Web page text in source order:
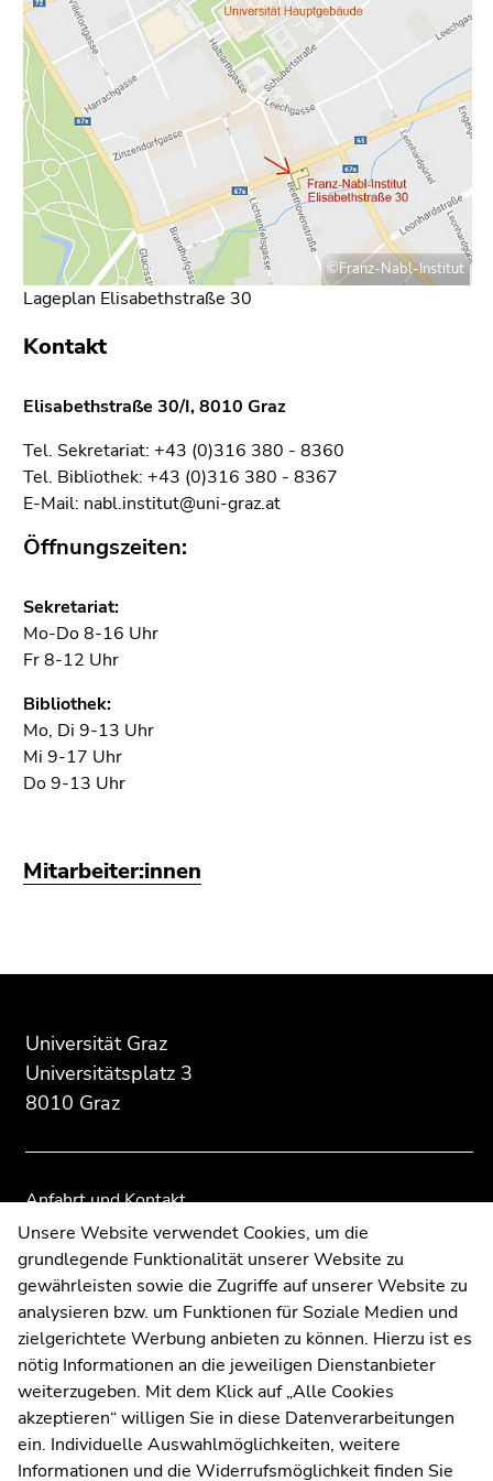
Sie diesen
Link.
Zum
Inhalt
(Zugriffstaste
1)
Zur
Positionsanzeige
(Zugriffstaste
2)
Hauptnavigation
3)
Unternavigation
(Zugriffstaste
4)
den
(Zugriffstaste
5)
Zu
Seiteneinstellungen
(Benutzer/Sprache)
(Zugriffstaste
8)
(Zugriffstaste
Kontakt
Elisabethstraße 30/I, 8010 Graz
Tel. Sekretariat: +43 (0)316 380 - 8360
Tel. Bibliothek: +43 (0)316 380 - 8367
E-Mail: nabl.institut@uni-graz.at
Öffnungszeiten:
Sekretariat:
Mo-Do 8-16 Uhr
Fr 8-12 Uhr
Bibliothek:
Mo, Di 9-13 Uhr
Mi 9-17 Uhr
Do 9-13 Uhr
Mitarbeiter:innen
©Franz-Nabl-Institut
Lageplan Elisabethstraße 30
Seitenbereichs:
Zusatzinformationen:
Universität Graz
Universitätsplatz 3
8010 Graz
Anfahrt und Kontakt
Kommunikation und Öffentlichkeitsarbeit
Moodle
UNIGRAZonline
Impressum
Datenschutzerklärung
Cookie-Einstellungen
Barrierefreiheitserklärung
Seitenbereichs.
Übersicht
Seitenbereichs.
Übersicht
Unsere Website verwendet Cookies, um die
grundlegende Funktionalität unserer Website zu
gewährleisten sowie die Zugriffe auf unserer Website zu
analysieren bzw. um Funktionen für Soziale Medien und
zielgerichtete Werbung anbieten zu können. Hierzu ist es
nötig Informationen an die jeweiligen Dienstanbieter
weiterzugeben. Mit dem Klick auf „Alle Cookies
akzeptieren“ willigen Sie in diese Datenverarbeitungen
ein. Individuelle Auswahlmöglichkeiten, weitere
Informationen und die Widerrufsmöglichkeit finden Sie